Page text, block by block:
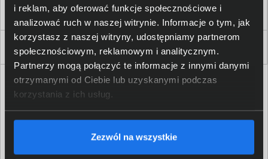
i reklam, aby oferować funkcje społecznościowe i
analizować ruch w naszej witrynie. Informacje o tym, jak
korzystasz z naszej witryny, udostępniamy partnerom
społecznościowym, reklamowym i analitycznym.
Partnerzy mogą połączyć te informacje z innymi danymi
otrzymanymi od Ciebie lub uzyskanymi podczas
korzystania z ich usług.
Zezwól na wszystkie
Zakupy
Delkom 2000